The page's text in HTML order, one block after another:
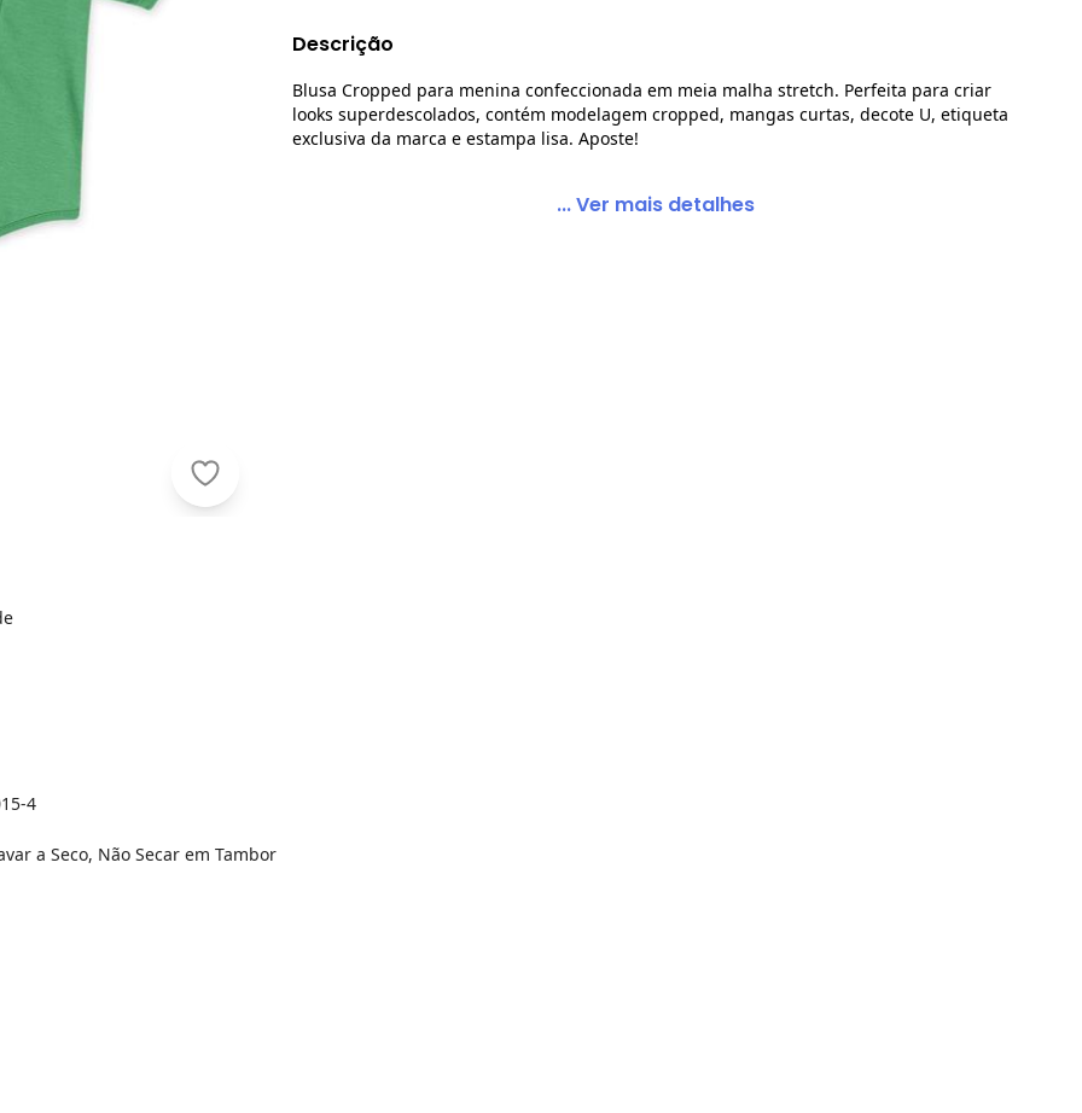
Hapier - Blusa Cropped Manga Curta Juvenil Feminina Verde
Descrição
Blusa Cropped para menina confeccionada em meia malha stretch. Perfeita para criar
looks superdescolados, contém modelagem cropped, mangas curtas, decote U, etiqueta
exclusiva da marca e estampa lisa. Aposte!
... Ver mais detalhes
4
a Seco, Não Secar em Tambor